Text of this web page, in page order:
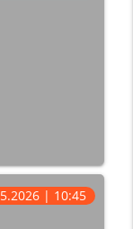
| 10:45